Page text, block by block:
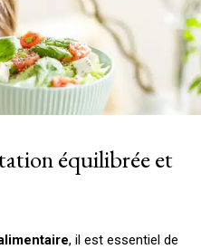
équilibrée et
, il est essentiel de